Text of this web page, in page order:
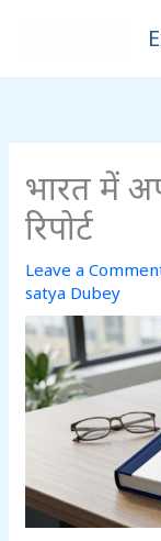
भारत में
रिपोर्ट
Leave a
satya Dubey